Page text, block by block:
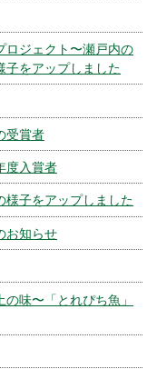
ロジェクト〜瀬戸内の
子をアップしました
受賞者
度入賞者
様子をアップしました
お知らせ
味〜「とれぴち魚」